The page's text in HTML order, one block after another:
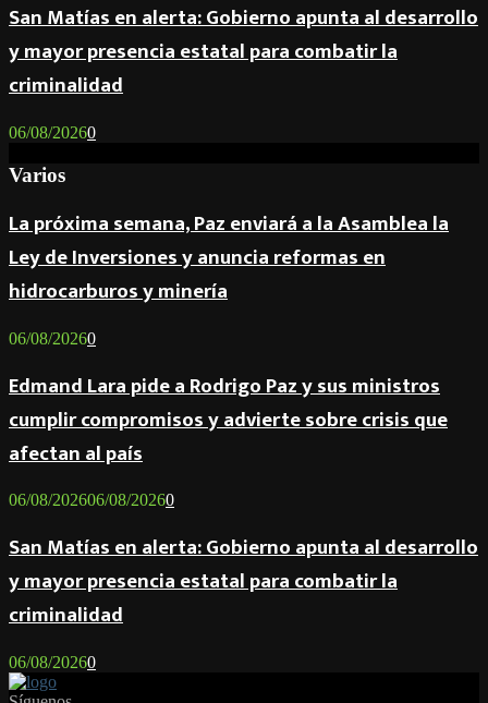
San Matías en alerta: Gobierno apunta al desarrollo
y mayor presencia estatal para combatir la
criminalidad
06/08/20260
Varios
La próxima semana, Paz enviará a la Asamblea la
Ley de Inversiones y anuncia reformas en
hidrocarburos y minería
06/08/20260
Edmand Lara pide a Rodrigo Paz y sus ministros
cumplir compromisos y advierte sobre crisis que
afectan al país
06/08/202606/08/20260
San Matías en alerta: Gobierno apunta al desarrollo
y mayor presencia estatal para combatir la
criminalidad
06/08/20260